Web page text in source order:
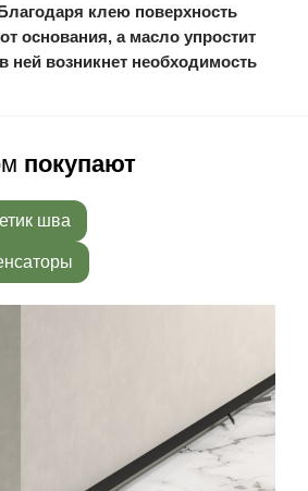
клею поверхность
основания, а масло упростит
ней возникнет необходимость
покупают
шва